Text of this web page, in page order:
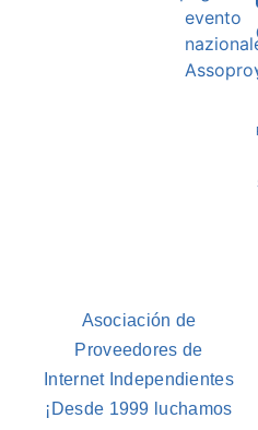
Asociación de
Proveedores de
Internet Independientes
¡Desde 1999 luchamos